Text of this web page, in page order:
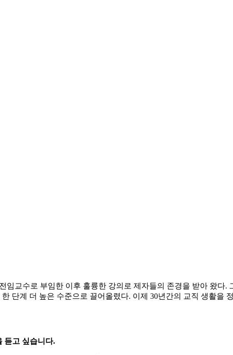
교수로 부임한 이후 훌륭한 강의로 제자들의 존경을 받아 왔다.
단계 더 높은 수준으로 끌어올렸다. 이제 30년간의 교직 생활을
듣고 싶습니다.